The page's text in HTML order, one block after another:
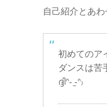
自己紹介とあわ
初めてのア
ダンスは苦
ദ്ദിᐢ- ̫-ᐢ₎